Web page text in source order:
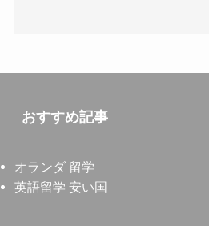
おすすめ記事
オランダ 留学
英語留学 安い国